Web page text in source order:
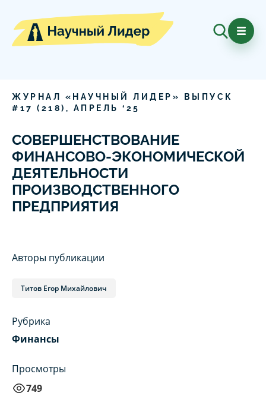
ЖУРНАЛ «НАУЧНЫЙ ЛИДЕР» ВЫПУСК
# 17 ( 218), АПРЕЛЬ ‘ 25
СОВЕРШЕНСТВОВАНИЕ
ФИНАНСОВО-ЭКОНОМИЧЕСКОЙ
ДЕЯТЕЛЬНОСТИ
ПРОИЗВОДСТВЕННОГО
ПРЕДПРИЯТИЯ
Авторы публикации
Титов Егор Михайлович
Рубрика
Финансы
Просмотры
749